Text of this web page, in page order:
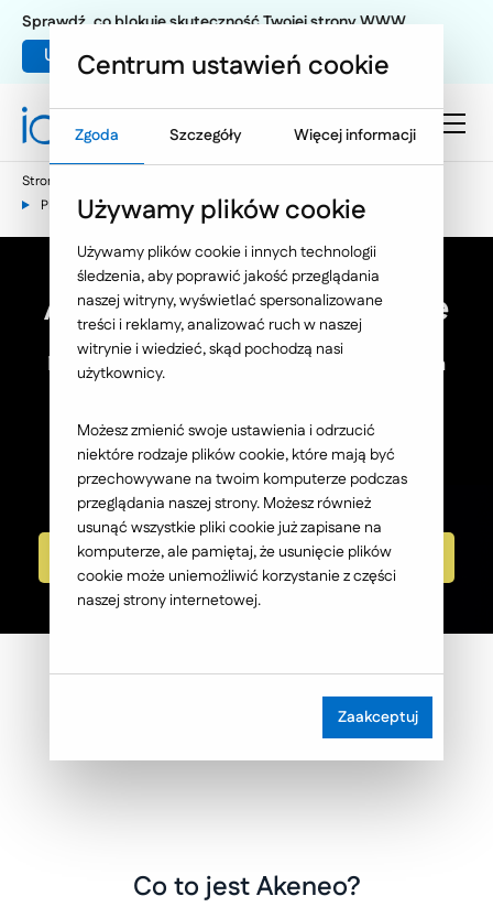
Umów warsztat UX
Sprawdź, co blokuje skuteczność Twojej strony WWW
Strona główna
PIM Akeneo - wysoka jakość sprzedaży w skali globalnej
Akeneo dla e-commerce
Niespójne opisy produktów w wielu miejscach
Uporządkujemy to, abyś mógł spokojnie
sprzedawać
i skalować biznes.
Umów się na rozmowę
Co to jest Akeneo?
Centrum ustawień cookie
Zgoda Szczegóły Więcej informacji
Używamy plików cookie
Używamy plików cookie i innych technologii
śledzenia, aby poprawić jakość przeglądania
naszej witryny, wyświetlać spersonalizowane
treści i reklamy, analizować ruch w naszej
witrynie i wiedzieć, skąd pochodzą nasi
użytkownicy.
Możesz zmienić swoje ustawienia i odrzucić
niektóre rodzaje plików cookie, które mają być
przechowywane na twoim komputerze podczas
przeglądania naszej strony. Możesz również
usunąć wszystkie pliki cookie już zapisane na
komputerze, ale pamiętaj, że usunięcie plików
cookie może uniemożliwić korzystanie z części
naszej strony internetowej.
Zaakceptuj